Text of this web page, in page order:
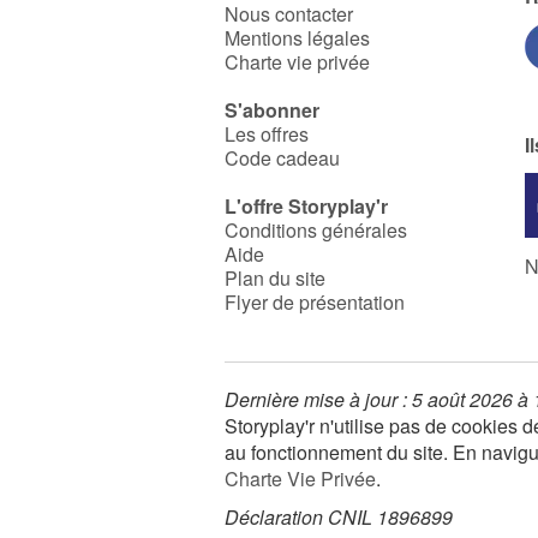
Nous contacter
Mentions légales
Charte vie privée
S'abonner
Les offres
Code cadeau
L'offre Storyplay'r
Conditions générales
Aide
Plan du site
Flyer de présentation
Dernière mise à jour : 5 août 2026 à
Storyplay'r n'utilise pas de cookies
au fonctionnement du site. En
Charte Vie Privée.
Déclaration CNIL 1896899